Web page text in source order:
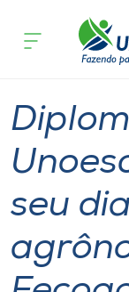
Cursos
Pesquisa
Atendimento
Portal de Ensino
acontece
seu